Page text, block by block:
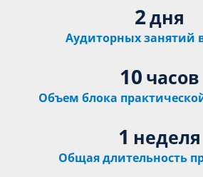
2дня
Аудиторных занятий
10 часов
Объем блока
1 неделя
Общая длительность